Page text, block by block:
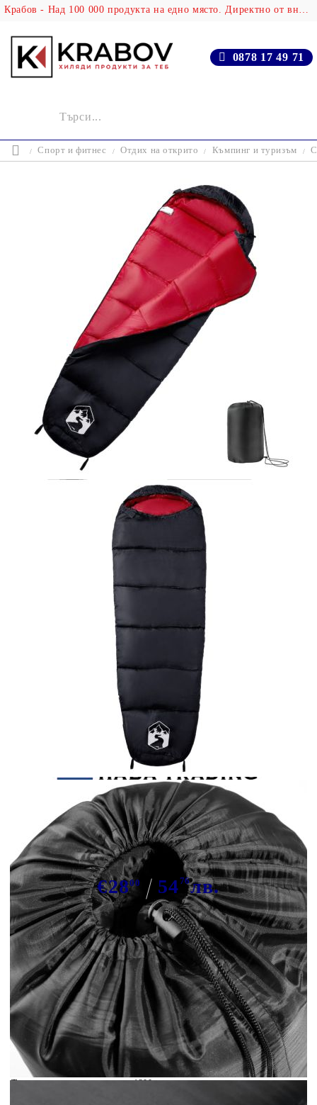
Крабов - Над 100 000 продукта на едно място. Директно от вносителя!
0878 17 49 71
Спорт и фитнес Отдих на открито Къмпинг и туризъм
Сподели Tweet
Спален чувал тип мумия за
възрастни къмпинг 3 сезона
€2800 5476лв.
В наличност: 79 бр.
Време за доставка: 5 до 9 дни
Безплатна доставка до адрес при плащане по банков път
Цвят:
Черен и червен
Тегло:
1200 гр